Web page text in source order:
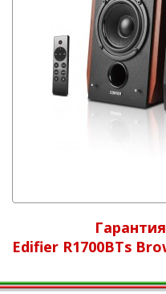
Edifier R1700BTs